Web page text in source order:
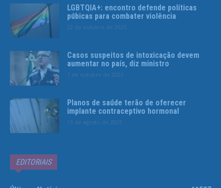
LGBTQIA+: encontro defende políticas
púbicas para combater violência
22 de outubro de 2025
Casos suspeitos de intoxicação devem
aumentar no país, diz ministro
1 de outubro de 2025
Planos de saúde terão de oferecer
implante contraceptivo hormonal
13 de agosto de 2025
EDITORIAIS